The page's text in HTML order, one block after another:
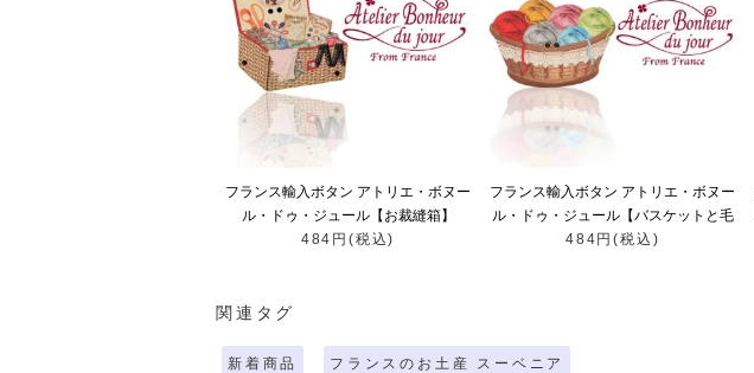
フランス輸入ボタン アトリエ・ボヌー
ル・ドゥ・ジュール【お裁縫箱】
484円(税込)
フランス輸入ボタン アトリエ・ボヌー
ル・ドゥ・ジュール【バスケットと毛
糸玉】
484円(税込)
関連タグ
新着商品 フランスのお土産 スーベニア